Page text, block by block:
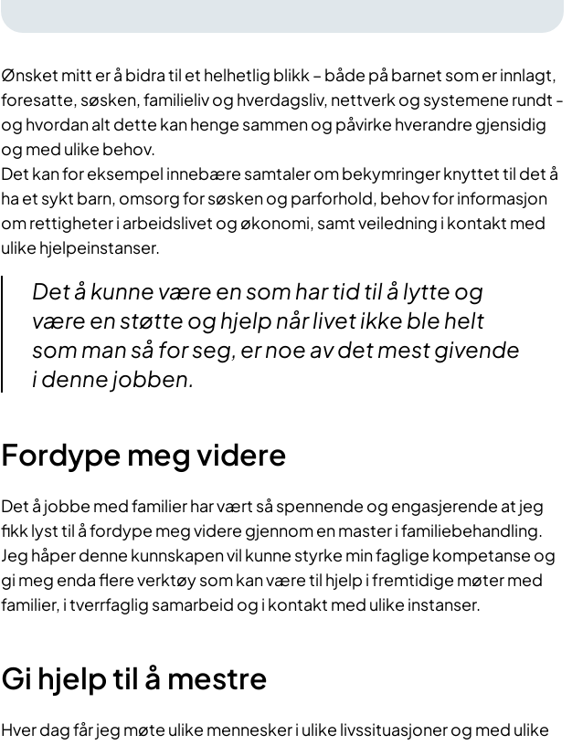
Ønsket mitt er å bidra til et helhetlig blikk – både på barnet som er innlagt,
foresatte, søsken, familieliv og hverdagsliv, nettverk og systemene rundt -
og hvordan alt dette kan henge sammen og påvirke hverandre gjensidig
og med ulike behov.
Det kan for eksempel innebære samtaler om bekymringer knyttet til det å
ha et sykt barn, omsorg for søsken og parforhold, behov for informasjon
om rettigheter i arbeidslivet og økonomi, samt veiledning i kontakt med
ulike hjelpeinstanser.
Det å kunne være en som har tid til å lytte og
være en støtte og hjelp når livet ikke ble helt
som man så for seg, er noe av det mest givende
i denne jobben.
Fordype meg videre
Det å jobbe med familier har vært så spennende og engasjerende at jeg
fikk lyst til å fordype meg videre gjennom en master i familiebehandling.
Jeg håper denne kunnskapen vil kunne styrke min faglige kompetanse og
gi meg enda flere verktøy som kan være til hjelp i fremtidige møter med
familier, i tverrfaglig samarbeid og i kontakt med ulike instanser.
Gi hjelp til å mestre
Hver dag får jeg møte ulike mennesker i ulike livssituasjoner og med ulike